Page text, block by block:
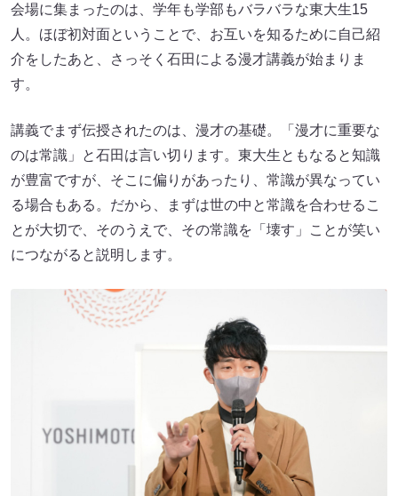
会場に集まったのは、学年も学部もバラバラな東大生15
人。ほぼ初対面ということで、お互いを知るために自己紹
介をしたあと、さっそく石田による漫才講義が始まりま
す。
講義でまず伝授されたのは、漫才の基礎。「漫才に重要な
のは常識」と石田は言い切ります。東大生ともなると知識
が豊富ですが、そこに偏りがあったり、常識が異なってい
る場合もある。だから、まずは世の中と常識を合わせるこ
とが大切で、そのうえで、その常識を「壊す」ことが笑い
につながると説明します。